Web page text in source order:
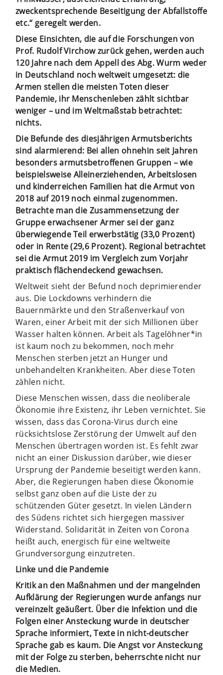
zweckentsprechende Beseitigung der Abfallstoffe
etc.“ geregelt werden.
Diese Einsichten, die auf die Forschungen von
Prof. Rudolf Virchow zurück gehen, werden auch
120 Jahre nach dem Appell des Abg. Wurm weder
in Deutschland noch weltweit umgesetzt: die
Armen stellen die meisten Toten dieser
Pandemie, ihr Menschenleben zählt sichtbar
weniger – und im Weltmaßstab betrachtet:
nichts.
Die Befunde des diesjährigen Armutsberichts
sind alarmierend: Bei allen ohnehin seit Jahren
besonders armutsbetroffenen Gruppen – wie
beispielsweise Alleinerziehenden, Arbeitslosen
und kinderreichen Familien hat die Armut von
2018 auf 2019 noch einmal zugenommen.
Betrachte man die Zusammensetzung der
Gruppe erwachsener Armer sei der ganz
überwiegende Teil erwerbstätig (33,0 Prozent)
oder in Rente (29,6 Prozent). Regional betrachtet
sei die Armut 2019 im Vergleich zum Vorjahr
praktisch flächendeckend gewachsen.
Weltweit sieht der Befund noch deprimierender
aus. Die Lockdowns verhindern die
Bauernmärkte und den Straßenverkauf von
Waren, einer Arbeit mit der sich Millionen über
Wasser halten können. Arbeit als Tagelöhner*in
ist kaum noch zu bekommen, noch mehr
Menschen sterben jetzt an Hunger und
unbehandelten Krankheiten. Aber diese Toten
zählen nicht.
Diese Menschen wissen, dass die neoliberale
Ökonomie ihre Existenz, ihr Leben vernichtet. Sie
wissen, dass das Corona-Virus durch eine
rücksichtslose Zerstörung der Umwelt auf den
Menschen übertragen worden ist. Es fehlt zwar
nicht an einer Diskussion darüber, wie dieser
Ursprung der Pandemie beseitigt werden kann.
Aber, die Regierungen haben diese Ökonomie
selbst ganz oben auf die Liste der zu
schützenden Güter gesetzt. In vielen Ländern
des Südens richtet sich hiergegen massiver
Widerstand. Solidarität in Zeiten von Corona
heißt auch, energisch für eine weltweite
Grundversorgung einzutreten.
Linke und die Pandemie
Kritik an den Maßnahmen und der mangelnden
Aufklärung der Regierungen wurde anfangs nur
vereinzelt geäußert. Über die Infektion und die
Folgen einer Ansteckung wurde in deutscher
Sprache informiert, Texte in nicht-deutscher
Sprache gab es kaum. Die Angst vor Ansteckung
mit der Folge zu sterben, beherrschte nicht nur
die Medien.